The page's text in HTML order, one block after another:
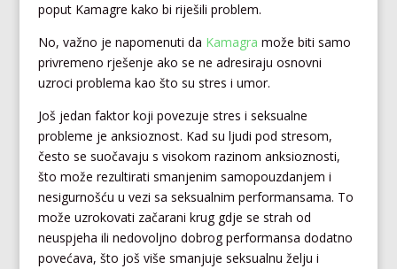
poput Kamagre kako bi riješili problem.
No, važno je napomenuti da Kamagra može biti samo
privremeno rješenje ako se ne adresiraju osnovni
uzroci problema kao što su stres i umor.
Još jedan faktor koji povezuje stres i seksualne
probleme je anksioznost. Kad su ljudi pod stresom,
često se suočavaju s visokom razinom anksioznosti,
što može rezultirati smanjenim samopouzdanjem i
nesigurnošću u vezi sa seksualnim performansama. To
može uzrokovati začarani krug gdje se strah od
neuspjeha ili nedovoljno dobrog performansa dodatno
povećava, što još više smanjuje seksualnu želju i